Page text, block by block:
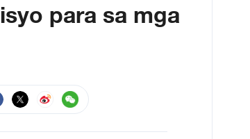
para sa mga